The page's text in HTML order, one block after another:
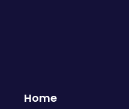
Home